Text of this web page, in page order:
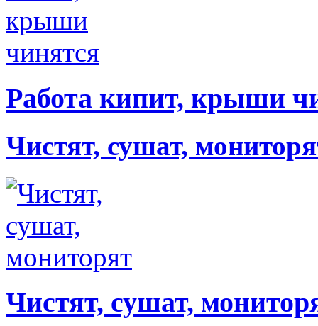
Работа кипит, крыши
Чистят, сушат,
Чистят, сушат,